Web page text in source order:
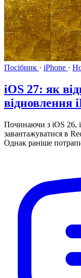
Посібник · iPhone ·
iOS 27: як
відновлення
Починаючи з iOS 26,
завантажуватися в
Однак раніше